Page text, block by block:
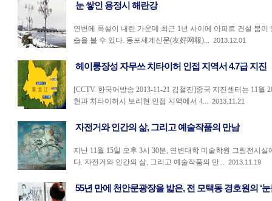
눈 쌓인 용정시 해란강
연변에 폭설이 내린 가운데 최근 1년 사이에 아파트 건설 붐
습을 볼 수 있다. 동포세계신문(友好网報)... 2013.12.01
헤이룽장성 자무쓰 치타이허 인접 지역서 4.7급 지진
[CCTV. 한국어방송 2013-11-21 김철진]중국 지진센터는 11월
현과 치타이허시 보리현 인접 지역에서 4... 2013.11.21
자전거와 인간의 삶, 그리고 예술작품의 만남
지난 11월 15일 오후 3시 30분, 연변대학 미술학원 그림전시
다. 자전거와 인간의 삶, 그리고 예술작품의 만... 2013.11.19
55년 만에 천안문광장을 밟은, 전 모택동 경호원의 ‘눈